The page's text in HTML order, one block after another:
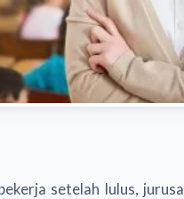
setelah lulus,